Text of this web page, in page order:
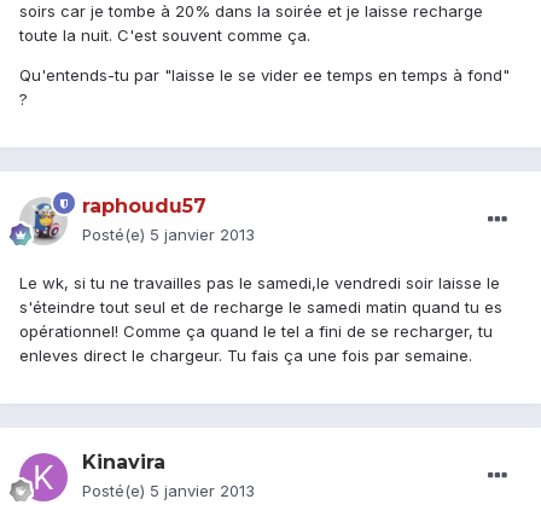
soirs car je tombe à 20% dans la soirée et je laisse recharge
toute la nuit. C'est souvent comme ça.
Qu'entends-tu par "laisse le se vider ee temps en temps à fond"
?
raphoudu57
Posté(e) 5 janvier 2013
Le wk, si tu ne travailles pas le samedi,le vendredi soir laisse le
s'éteindre tout seul et de recharge le samedi matin quand tu es
opérationnel! Comme ça quand le tel a fini de se recharger, tu
enleves direct le chargeur. Tu fais ça une fois par semaine.
Kinavira
Posté(e) 5 janvier 2013